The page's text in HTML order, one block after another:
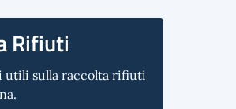
Rifiuti
utili sulla raccolta rifiuti